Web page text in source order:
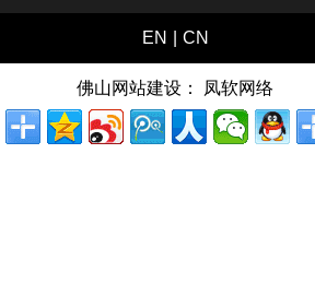
EN CN
佛山网站建设： 凤软网络